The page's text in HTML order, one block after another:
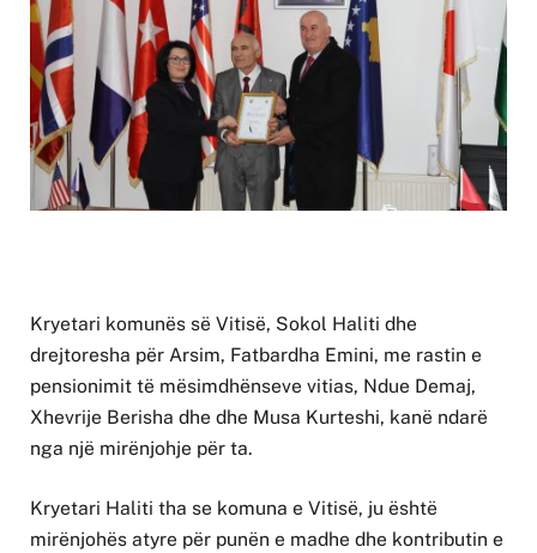
Kryetari komunës së Vitisë, Sokol Haliti dhe
drejtoresha për Arsim, Fatbardha Emini, me rastin e
pensionimit të mësimdhënseve vitias, Ndue Demaj,
Xhevrije Berisha dhe dhe Musa Kurteshi, kanë ndarë
nga një mirënjohje për ta.
Kryetari Haliti tha se komuna e Vitisë, ju është
mirënjohës atyre për punën e madhe dhe kontributin e